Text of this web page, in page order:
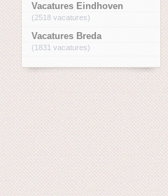
Vacatures Eindhoven
(2518 vacatures)
Vacatures Breda
(1831 vacatures)